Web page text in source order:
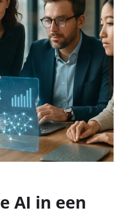
AI in een